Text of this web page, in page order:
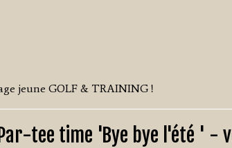
jeune GOLF & TRAINING !
Par-tee time 'Bye bye l'été ' -